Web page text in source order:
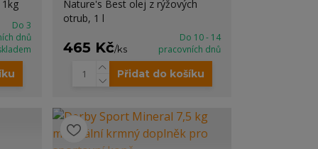
Do 3
dnů
Nature's Best olej z rýžových
otrub, 1 l
465 Kč/ks
Do 10 - 14
pracovních dnů
Přidat do košíku